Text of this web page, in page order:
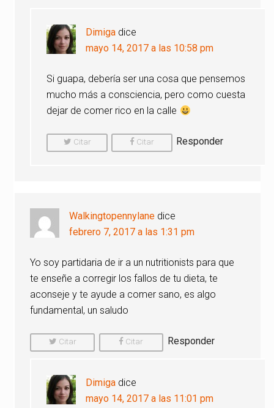
Dimiga dice
mayo 14, 2017 a las 10:58 pm
Si guapa, debería ser una cosa que pensemos
mucho más a consciencia, pero como cuesta
dejar de comer rico en la calle
Citar
Comentario
Citar
Comentario
Responder
Walkingtopennylane dice
febrero 7, 2017 a las 1:31 pm
Yo soy partidaria de ir a un nutritionists para que
te enseñe a corregir los fallos de tu dieta, te
aconseje y te ayude a comer sano, es algo
fundamental, un saludo
Citar
Comentario
Citar
Comentario
Responder
Dimiga dice
mayo 14, 2017 a las 11:01 pm